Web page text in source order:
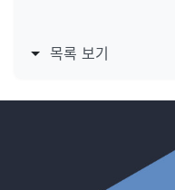
목록 보기